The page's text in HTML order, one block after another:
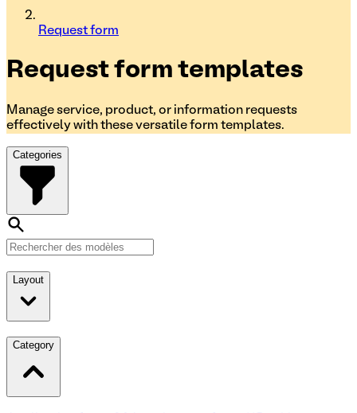
Request form
Request form templates
Manage service, product, or information requests
effectively with these versatile form templates.
Categories
Layout
Category